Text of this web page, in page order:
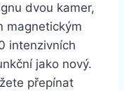
dvou kamer,
magnetickým
intenzivních
jako nový.
přepínat